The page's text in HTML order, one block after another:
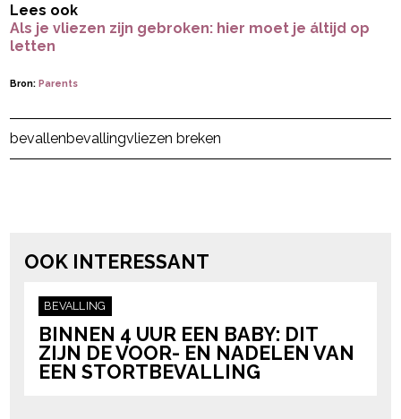
Lees ook
Als je vliezen zijn gebroken: hier moet je áltijd op
letten
Bron:Parents
Post Views: 826
bevallenbevallingvliezen breken
OOK INTERESSANT
BEVALLING
BINNEN 4 UUR EEN BABY: DIT
ZIJN DE VOOR- EN NADELEN VAN
EEN STORTBEVALLING